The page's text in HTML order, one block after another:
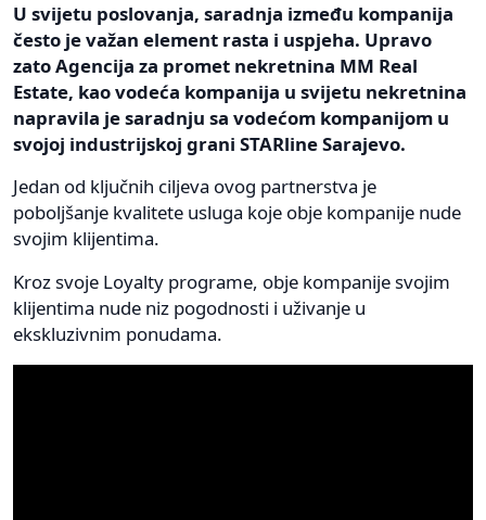
U svijetu poslovanja, saradnja između kompanija
često je važan element rasta i uspjeha. Upravo
zato Agencija za promet nekretnina MM Real
Estate, kao vodeća kompanija u svijetu nekretnina
napravila je saradnju sa vodećom kompanijom u
svojoj industrijskoj grani STARline Sarajevo.
Jedan od ključnih ciljeva ovog partnerstva je
poboljšanje kvalitete usluga koje obje kompanije nude
svojim klijentima.
Kroz svoje Loyalty programe, obje kompanije svojim
klijentima nude niz pogodnosti i uživanje u
ekskluzivnim ponudama.